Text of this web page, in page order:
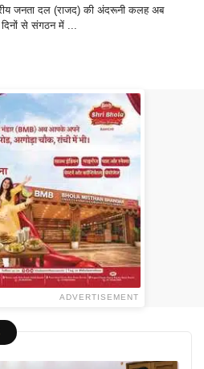
जनता दल (राजद) की अंदरूनी कलह अब
से संगठन में ...
ADVERTISEMENT